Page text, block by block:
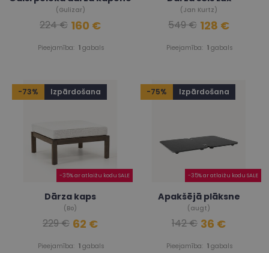
(Gulizar)
Pieejamība: 1 gabals
224 € 160 €
(Jan Kurtz)
Pieejamība: 1 gabals
549 € 128 €
-73% Izpārdošana
-35% ar atlaižu kodu SALE
Dārza kaps
(Bo)
Pieejamība: 1 gabals
229 € 62 €
-75% Izpārdošana
-35% ar atlaižu kodu SALE
Apakšējā plāksne
(augt)
Pieejamība: 1 gabals
142 € 36 €